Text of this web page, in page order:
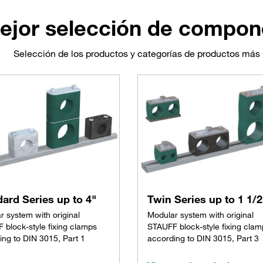
selección de
Selección de los productos y categorías de productos
Series up to 4"
system with original
block-style fixing clamps
to DIN 3015, Part 1
Twin Series up to 1 1/
Modular system with original
STAUFF block-style fixing
according to DIN 3015, Part 3